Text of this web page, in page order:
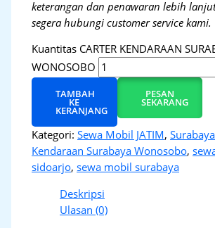
keterangan dan penawaran lebih
segera hubungi customer service kami.
Kuantitas CARTER KENDARAAN
WONOSOBO
TAMBAH
KE
KERANJANG
PESAN
SEKARANG
Kategori:Sewa Mobil JATIM,Surabaya
Kendaraan Surabaya Wonosobo,
sidoarjo,sewa mobil surabaya
Deskripsi
Ulasan (0)